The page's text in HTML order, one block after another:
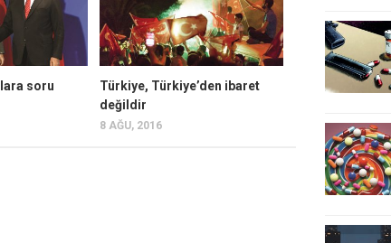
soru
Türkiye, Türkiye’den ibaret
değildir
8 AĞU, 2016